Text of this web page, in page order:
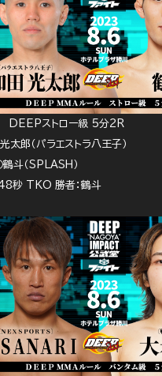
DEEPストロー級 5分2R
太郎（パラエストラ八王子）
（SPLASH）
秒 TKO 勝者：鶴斗